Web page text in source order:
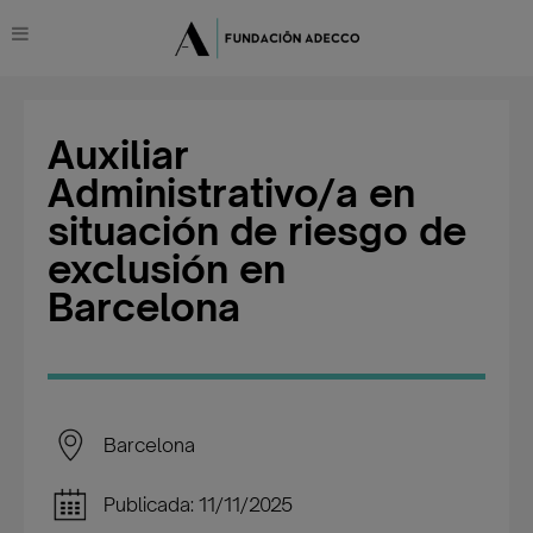
Auxiliar
Administrativo/a en
situación de riesgo de
exclusión en
Barcelona
Barcelona
Publicada: 11/11/2025